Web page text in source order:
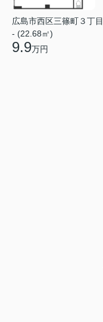
広島市西区三篠町３丁目
- (22.68㎡)
9.9万円